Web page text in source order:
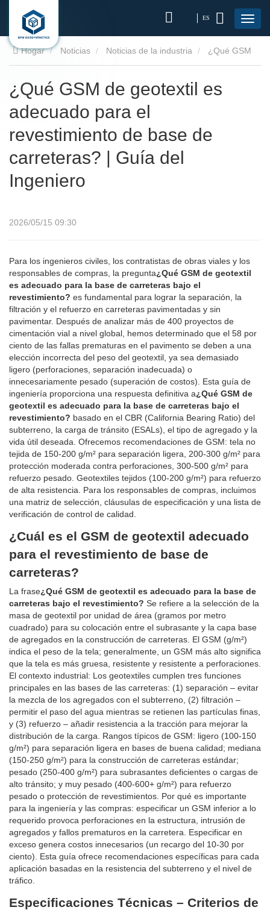
ES
Hogar Noticias Noticias de la industria
de geotextil es adecuado para el revestimiento de base de
carreteras? | Guía del Ingeniero
¿Qué GSM de geotextil es
adecuado para el
revestimiento de base de
carreteras? | Guía del
Ingeniero
2026/05/15 09:30
Para los ingenieros civiles, los contratistas de obras viales y los
responsables de compras, la pregunta¿Qué GSM de geotextil
es adecuado para la base de carreteras bajo el
revestimiento? es fundamental para lograr la separación, la
filtración y el refuerzo en carreteras pavimentadas y sin
pavimentar. Después de analizar más de 400 proyectos de
cimentación vial a nivel global, hemos determinado que el 58 por
ciento de las fallas prematuras en el pavimento se deben a una
elección incorrecta del peso del geotextil, ya sea demasiado
ligero (perforaciones, separación inadecuada) o
innecesariamente pesado (superación de costos). Esta guía de
ingeniería proporciona una respuesta definitiva a¿Qué GSM de
geotextil es adecuado para la base de carreteras bajo el
revestimiento? basado en el CBR (California Bearing Ratio) del
subterreno, la carga de tránsito (ESALs), el tipo de agregado y la
vida útil deseada. Ofrecemos recomendaciones de GSM: tela no
tejida de 150-200 g/m² para separación ligera, 200-300 g/m² para
protección moderada contra perforaciones, 300-500 g/m² para
refuerzo pesado. Geotextiles tejidos (100-200 g/m²) para refuerzo
de alta resistencia. Para los responsables de compras, incluimos
una matriz de selección, cláusulas de especificación y una lista de
verificación de control de calidad.
¿Cuál es el GSM de geotextil adecuado
para el revestimiento de base de
carreteras?
La frase¿Qué GSM de geotextil es adecuado para la base de
carreteras bajo el revestimiento? Se refiere a la selección de la
masa de geotextil por unidad de área (gramos por metro
cuadrado) para su colocación entre el subrasante y la capa base
de agregados en la construcción de carreteras. El GSM (g/m²)
indica el peso de la tela; generalmente, un GSM más alto significa
que la tela es más gruesa, resistente y resistente a perforaciones.
El contexto industrial: Los geotextiles cumplen tres funciones
principales en las bases de las carreteras: (1) separación – evitar
la mezcla de los agregados con el subterreno, (2) filtración –
permitir el paso del agua mientras se retienen las partículas finas,
y (3) refuerzo – añadir resistencia a la tracción para mejorar la
distribución de la carga. Rangos típicos de GSM: ligero (100-150
g/m²) para separación ligera en bases de buena calidad; mediana
(150-250 g/m²) para la construcción de carreteras estándar;
pesado (250-400 g/m²) para subrasantes deficientes o cargas de
alto tránsito; y muy pesado (400-600+ g/m²) para refuerzo
pesado o protección de revestimientos. Por qué es importante
para la ingeniería y las compras: especificar un GSM inferior a lo
requerido provoca perforaciones en la estructura, intrusión de
agregados y fallos prematuros en la carretera. Especificar en
exceso genera costos innecesarios (un recargo del 10-30 por
ciento). Esta guía ofrece recomendaciones específicas para cada
aplicación basadas en la resistencia del subterreno y el nivel de
tráfico.
Especificaciones Técnicas – Criterios de